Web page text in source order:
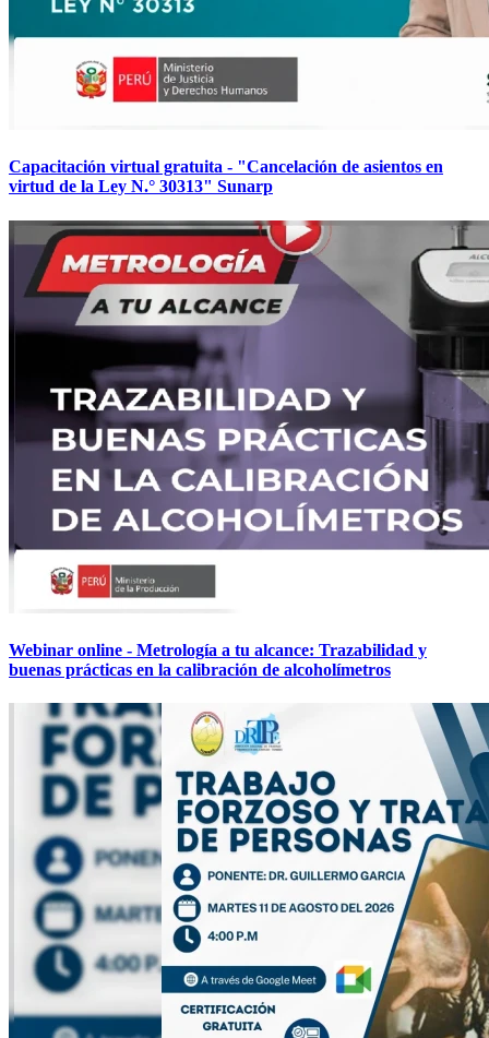
Capacitación virtual gratuita - "Cancelación de asientos en
virtud de la Ley N.° 30313" Sunarp
Webinar online - Metrología a tu alcance: Trazabilidad y
buenas prácticas en la calibración de alcoholímetros